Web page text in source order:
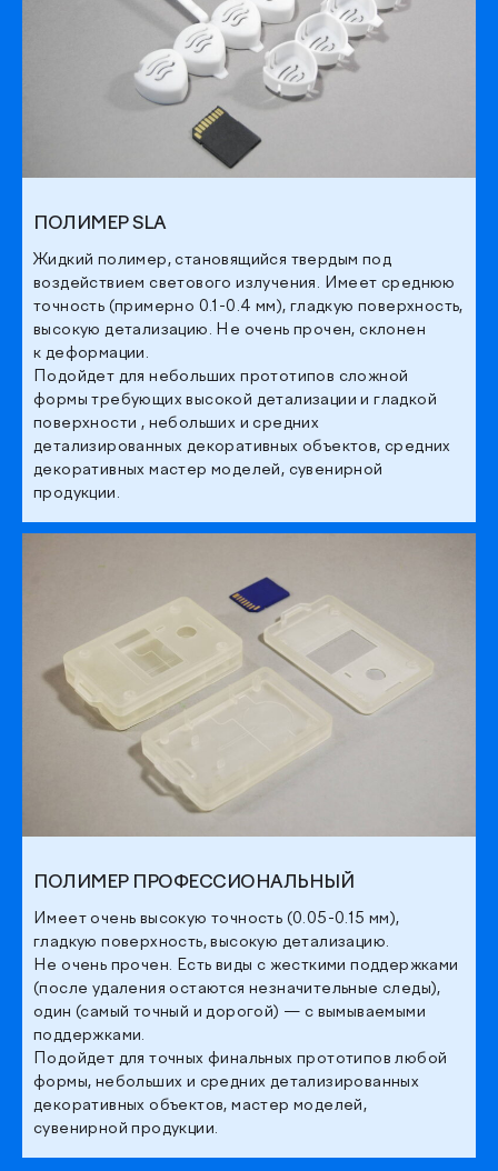
ПОЛИМЕР SLA
Жидкий полимер, становящийся твердым под
воздействием светового излучения. Имеет среднюю
точность (примерно 0.1-0.4 мм), гладкую поверхность,
высокую детализацию. Не очень прочен, склонен
к деформации.
Подойдет для небольших прототипов сложной
формы требующих высокой детализации и гладкой
поверхности , небольших и средних
детализированных декоративных объектов, средних
декоративных мастер моделей, сувенирной
продукции.
ПОЛИМЕР ПРОФЕССИОНАЛЬНЫЙ
Имеет очень высокую точность (0.05-0.15 мм),
гладкую поверхность, высокую детализацию.
Не очень прочен. Есть виды с жесткими поддержками
(после удаления остаются незначительные следы),
один (самый точный и дорогой) — с вымываемыми
поддержками.
Подойдет для точных финальных прототипов любой
формы, небольших и средних детализированных
декоративных объектов, мастер моделей,
сувенирной продукции.